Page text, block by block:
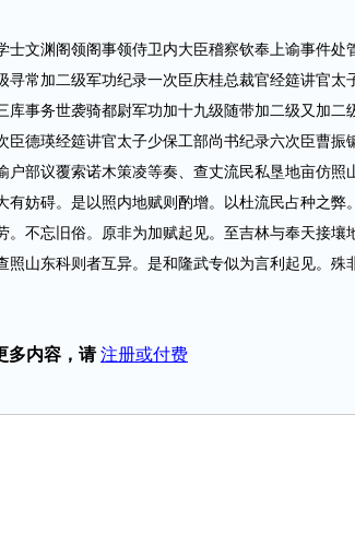
文渊阁领阁事领侍卫内大臣稽察钦奉上谕事件处
常加二级军功纪录一次臣庆桂总裁官经筵讲官太
库事务世袭骑都尉军功加十九级随带加二级又加二
德瑛经筵讲官太子少保工部尚书纪录六次臣曹振
部议覆索诺木策凌等奏、查丈流民私垦地亩仿照
有妨碍。是以照内地赋则酌增。以杜流民占种之弊
不忘旧俗。原非为加赋起见。至吉林与奉天接壤
山东科则者互异。是和隆武专似为言利起见。殊
多内容，请 注册或付费